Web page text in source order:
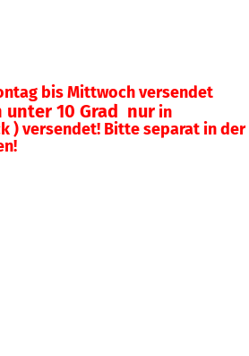
bis Mittwoch versendet
unter 10 Grad nurin
) versendet! Bitte separat in der